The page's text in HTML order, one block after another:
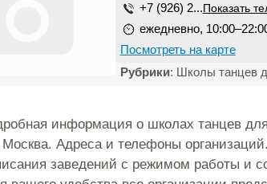
+7 (926) 2... Показать
ежедневно,
Посмотреть на карте
Рубрики: Школы танцев
информация о школах танцев
Адреса и телефоны
заведений с режимом работы и